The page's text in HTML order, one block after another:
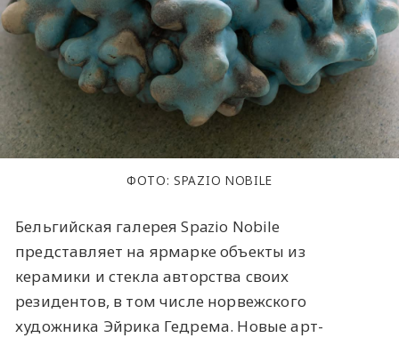
ФОТО: SPAZIO NOBILE
Бельгийская галерея Spazio Nobile
представляет на ярмарке объекты из
керамики и стекла авторства своих
резидентов, в том числе норвежского
художника Эйрика Гедрема. Новые арт-